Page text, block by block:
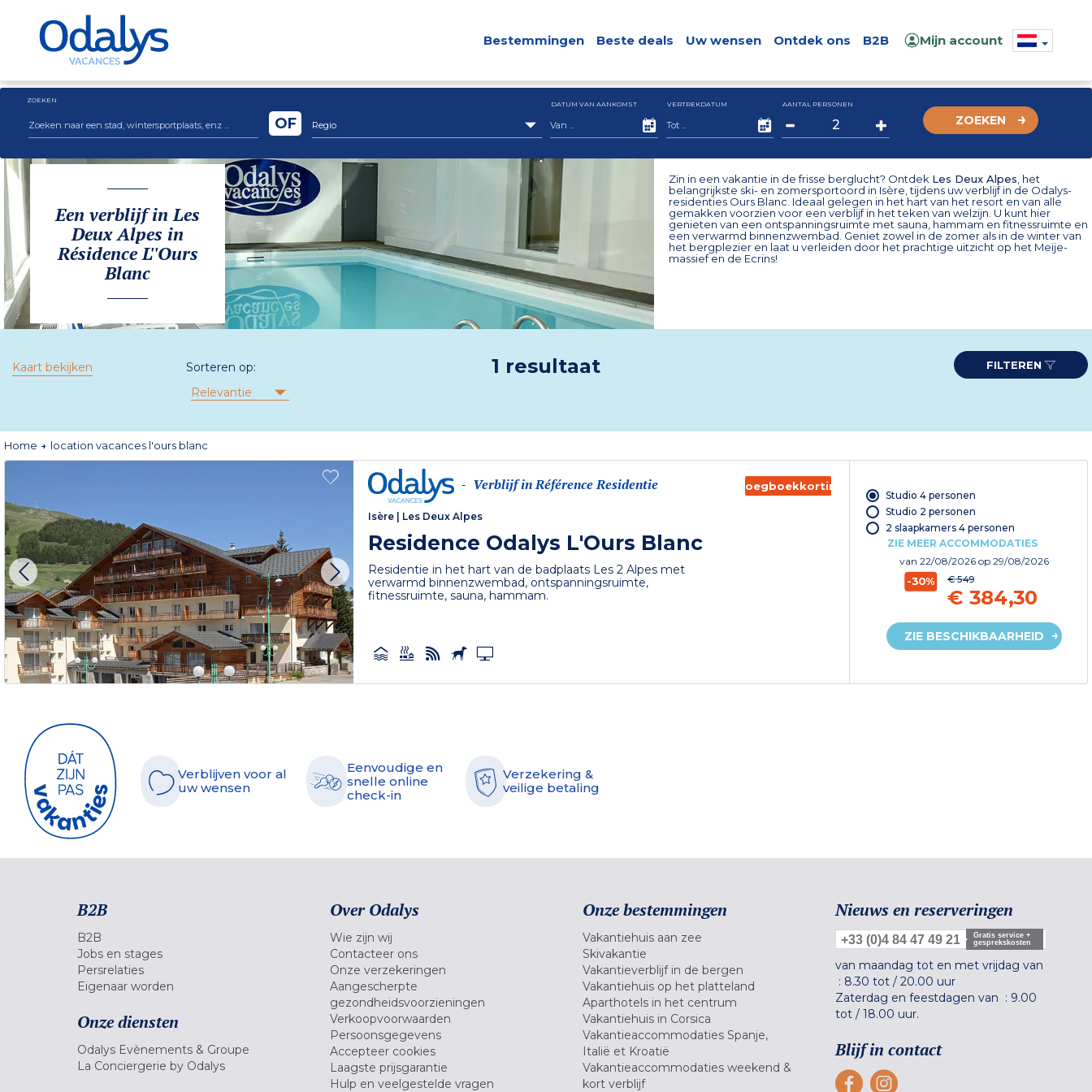
Bestemmingen Beste deals Uw wensen Ontdek ons B2B Mijn account
ZOEKEN
Regio
OF
DATUM VAN AANKOMST VERTREKDATUM AANTAL PERSONEN
ZOEKEN
Een verblijf in Les
Deux Alpes in
Résidence L''Ours
Blanc
Zin in een vakantie in de frisse berglucht? Ontdek Les Deux Alpes , het
belangrijkste ski- en zomersportoord in Isère, tijdens uw verblijf in de Odalys-
residenties Ours Blanc. Ideaal gelegen in het hart van het resort en van alle
gemakken voorzien voor een verblijf in het teken van welzijn. U kunt hier
genieten van een ontspanningsruimte met sauna, hammam en fitnessruimte en
een verwarmd binnenzwembad. Geniet zowel in de zomer als in de winter van
het bergplezier en laat u verleiden door het prachtige uitzicht op het Meije-
massief en de Ecrins!
Kaart bekijken
Sorteren op:
Relevantie
1 resultaat FILTEREN
Home location vacances l'ours blanc
- Verblijf in Référence Residentie
Isère Les Deux Alpes
Residence Odalys L'Ours Blanc
Residentie in het hart van de badplaats Les 2 Alpes met
verwarmd binnenzwembad, ontspanningsruimte,
fitnessruimte, sauna, hammam.
Vroegboekkorting
Studio 4 personen
Studio 2 personen
2 slaapkamers 4 personen
ZIE MEER ACCOMMODATIES
van 22/08/2026 op 29/08/2026
-30% € 549
€ 384,30
ZIE BESCHIKBAARHEID
Verblijven voor al
uw wensen
Eenvoudige en
snelle online
check-in
Verzekering &
veilige betaling
B2B
B2B
Jobs en stages
Persrelaties
Eigenaar worden
Onze diensten
Odalys Evènements & Groupe
La Conciergerie by Odalys
Over Odalys
Wie zijn wij
Contacteer ons
Onze verzekeringen
Aangescherpte
gezondheidsvoorzieningen
Verkoopvoorwaarden
Persoonsgegevens
Accepteer cookies
Laagste prijsgarantie
Hulp en veelgestelde vragen
Onze bestemmingen
Vakantiehuis aan zee
Skivakantie
Vakantieverblijf in de bergen
Vakantiehuis op het platteland
Aparthotels in het centrum
Vakantiehuis in Corsica
Vakantieaccommodaties Spanje,
Italië et Kroatië
Vakantieaccommodaties weekend &
kort verblijf
Nieuws en reserveringen
+33 (0)4 84 47 49 21
Gratis service +
gesprekskosten
van maandag tot en met vrijdag van
: 8.30 tot / 20.00 uur
Zaterdag en feestdagen van : 9.00
tot / 18.00 uur.
Blijf in contact